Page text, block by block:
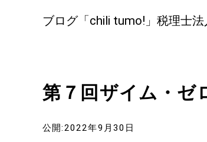
ブログ「chili tumo!」税理士法
第７回ザイム・ゼ
公開:2022年9月30日